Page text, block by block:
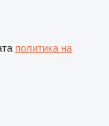
политика на